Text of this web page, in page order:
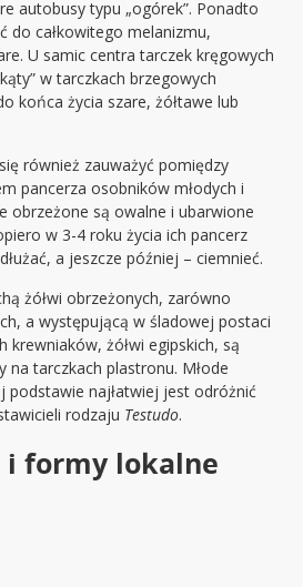
autobusy typu „ogórek”. Ponadto
do całkowitego melanizmu,
U samic centra tarczek kręgowych
w tarczkach brzegowych
końca życia szare, żółtawe lub
również zauważyć pomiędzy
pancerza osobników młodych i
obrzeżone są owalne i ubarwione
w 3-4 roku życia ich pancerz
a jeszcze później – ciemnieć.
żółwi obrzeżonych, zarówno
a występującą w śladowej postaci
krewniaków, żółwi egipskich, są
na tarczkach plastronu. Młode
podstawie najłatwiej jest odróżnić
rodzaju Testudo.
i formy lokalne